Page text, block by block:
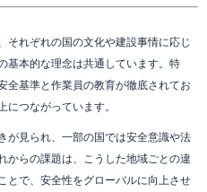
それぞれの国の文化や建設事情に応じ
基本的な理念は共通しています。特
全基準と作業員の教育が徹底されてお
につながっています。
が見られ、一部の国では安全意識や法
からの課題は、こうした地域ごとの違
とで、安全性をグローバルに向上させ